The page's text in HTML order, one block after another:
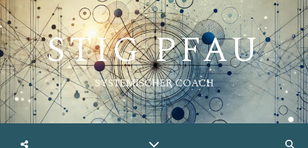
STIG PFAU
SYSTEMISCHER COACH